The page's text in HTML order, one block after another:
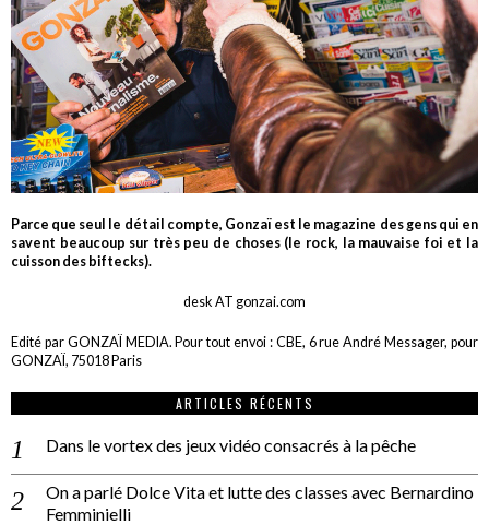
Parce que seul le détail compte, Gonzaï est le magazine des gens qui en
savent beaucoup sur très peu de choses (le rock, la mauvaise foi et la
cuisson des biftecks).
desk AT gonzai.com
Edité par GONZAÏ MEDIA. Pour tout envoi : CBE, 6 rue André Messager, pour
GONZAÏ, 75018 Paris
ARTICLES RÉCENTS
Dans le vortex des jeux vidéo consacrés à la pêche
On a parlé Dolce Vita et lutte des classes avec Bernardino
Femminielli